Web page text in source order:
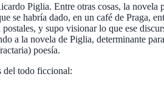
Piglia. Entre otras cosas, la novela
se habría dado, en un café de Praga,
y supo visionar lo que ese
a la novela de Piglia, determinante
poesía.
del todo ficcional: